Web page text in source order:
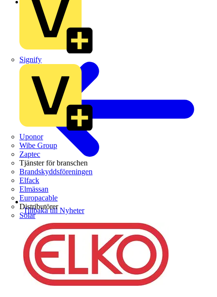
Signify
Uponor
Wibe Group
Zaptec
Tjänster för branschen
Brandskyddsföreningen
Elfack
Elmässan
Europacable
Distributörer
Solar
Tillbaka till Nyheter